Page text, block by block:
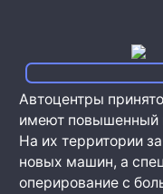
Автоцентры
имеют повышенный
На их территории
новых машин, а
оперирование с